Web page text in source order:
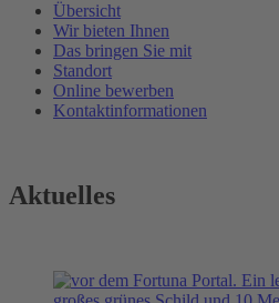
Übersicht
Wir bieten Ihnen
Das bringen Sie mit
Standort
Online bewerben
Kontaktinformationen
Aktuelles